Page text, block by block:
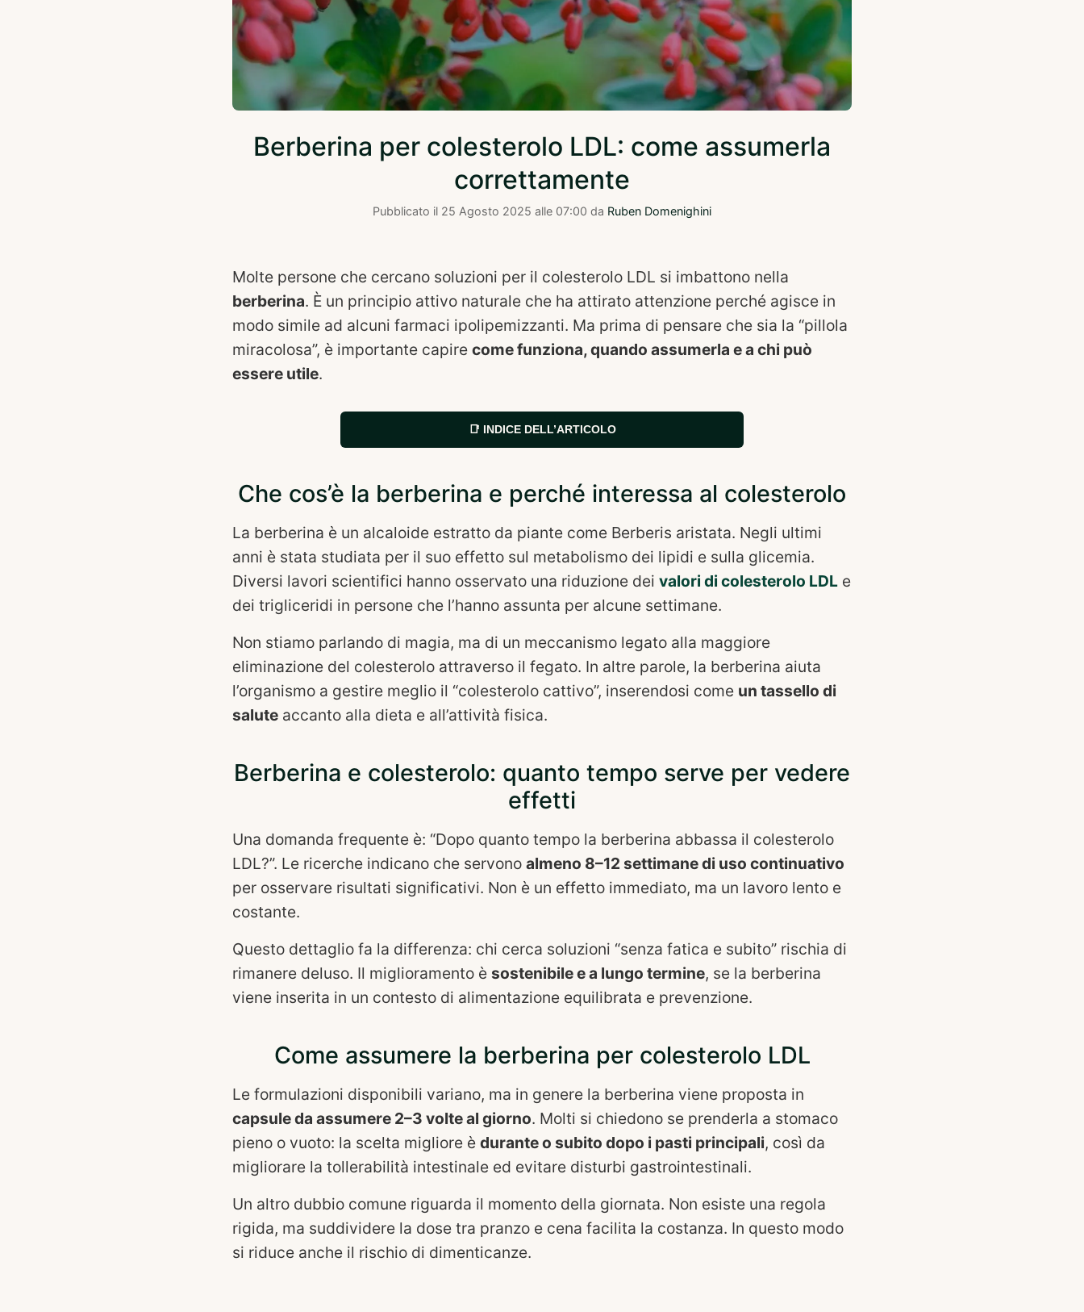
Berberina per colesterolo LDL: come assumerla
correttamente
Pubblicato il 25 Agosto 2025 alle 07:00 da Ruben Domenighini
Molte persone che cercano soluzioni per il colesterolo LDL si imbattono nella
berberina. È un principio attivo naturale che ha attirato attenzione perché agisce in
modo simile ad alcuni farmaci ipolipemizzanti. Ma prima di pensare che sia la “pillola
miracolosa”, è importante capire come funziona, quando assumerla e a chi può
essere utile.
📑 INDICE DELL’ARTICOLO
Che cos’è la berberina e perché interessa al colesterolo
La berberina è un alcaloide estratto da piante come Berberis aristata. Negli ultimi
anni è stata studiata per il suo effetto sul metabolismo dei lipidi e sulla glicemia.
Diversi lavori scientifici hanno osservato una riduzione dei valori di colesterolo LDL e
dei trigliceridi in persone che l’hanno assunta per alcune settimane.
Non stiamo parlando di magia, ma di un meccanismo legato alla maggiore
eliminazione del colesterolo attraverso il fegato. In altre parole, la berberina aiuta
l’organismo a gestire meglio il “colesterolo cattivo”, inserendosi come un tassello di
salute accanto alla dieta e all’attività fisica.
Berberina e colesterolo: quanto tempo serve per vedere
effetti
Una domanda frequente è: “Dopo quanto tempo la berberina abbassa il colesterolo
LDL?”. Le ricerche indicano che servono almeno 8–12 settimane di uso continuativo
per osservare risultati significativi. Non è un effetto immediato, ma un lavoro lento e
costante.
Questo dettaglio fa la differenza: chi cerca soluzioni “senza fatica e subito” rischia di
rimanere deluso. Il miglioramento è sostenibile e a lungo termine, se la berberina
viene inserita in un contesto di alimentazione equilibrata e prevenzione.
Come assumere la berberina per colesterolo LDL
Le formulazioni disponibili variano, ma in genere la berberina viene proposta in
capsule da assumere 2–3 volte al giorno. Molti si chiedono se prenderla a stomaco
pieno o vuoto: la scelta migliore è durante o subito dopo i pasti principali, così da
migliorare la tollerabilità intestinale ed evitare disturbi gastrointestinali.
Un altro dubbio comune riguarda il momento della giornata. Non esiste una regola
rigida, ma suddividere la dose tra pranzo e cena facilita la costanza. In questo modo
si riduce anche il rischio di dimenticanze.